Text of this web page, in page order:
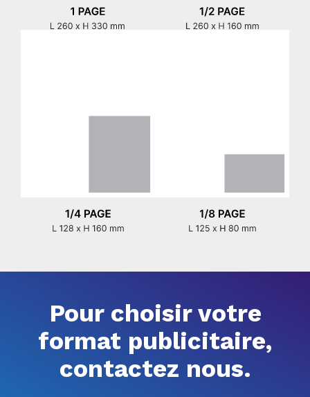
Pour choisir votre
format publicitaire,
contactez nous.